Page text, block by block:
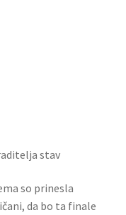
stav
so prinesla
da bo ta finale